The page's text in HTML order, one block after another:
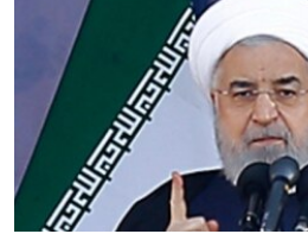
ДАНИСТЕ
ЭЖЕ-СИҢДИЛЕР
АЗАТТЫК+
ЫҢГАЙСЫЗ СУРООЛОР
ОНЛАЙН ШЕРИНЕ
ЭЕ/АРнун бардык сайттары